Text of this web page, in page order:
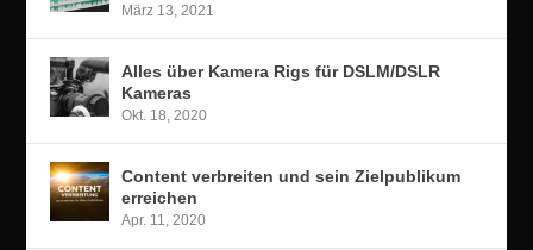
März 13, 2021
Alles über Kamera Rigs für DSLM/DSLR
Kameras
Okt. 18, 2020
Content verbreiten und sein Zielpublikum
erreichen
Apr. 11, 2020